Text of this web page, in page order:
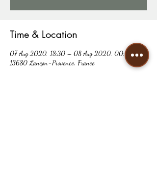
Time & Location
07 Aug 2020, 18:30 – 08 Aug 2020, 00:00
13680 Lançon-Provence, France